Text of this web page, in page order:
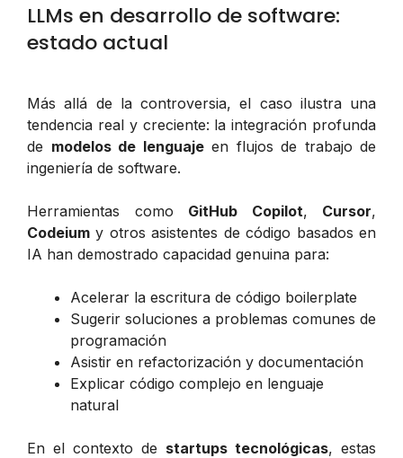
LLMs en desarrollo de software:
estado actual
Más allá de la controversia, el caso ilustra una
tendencia real y creciente: la integración profunda
de modelos de lenguajeen flujos de trabajo de
ingeniería de software.
Herramientas como GitHub Copilot, Cursor,
Codeium y otros asistentes de código basados en
IA han demostrado capacidad genuina para:
Acelerar la escritura de código boilerplate
Sugerir soluciones a problemas comunes de
programación
Asistir en refactorización y documentación
Explicar código complejo en lenguaje
natural
En el contexto de startups tecnológicas, estas